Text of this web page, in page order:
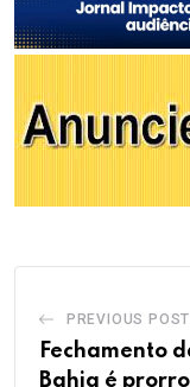
PREVIOUS POST
Fechamento
Bahia é